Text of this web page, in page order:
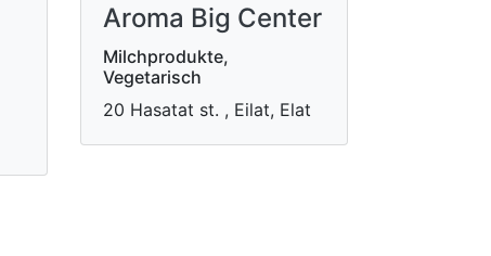
Aroma Big Center
Milchprodukte,
Vegetarisch
20 Hasatat st. , Eilat, Elat